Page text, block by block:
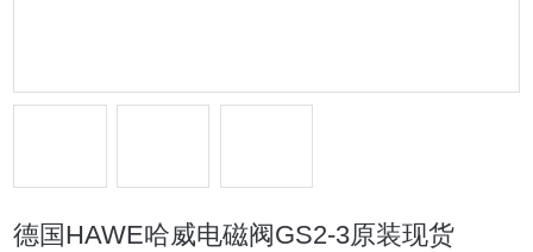
德国HAWE哈威电磁阀GS2-3原装现货